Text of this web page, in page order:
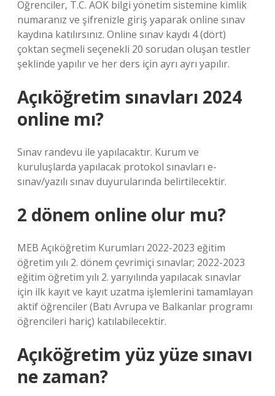
Öğrenciler, T.C. AÖK bilgi yönetim sistemine kimlik
numaranız ve şifrenizle giriş yaparak online sınav
kaydına katılırsınız. Online sınav kaydı 4 (dört)
çoktan seçmeli seçenekli 20 sorudan oluşan testler
şeklinde yapılır ve her ders için ayrı ayrı yapılır.
Açıköğretim sınavları 2024
online mı?
Sınav randevu ile yapılacaktır. Kurum ve
kuruluşlarda yapılacak protokol sınavları e-
sınav/yazılı sınav duyurularında belirtilecektir.
2 dönem online olur mu?
MEB Açıköğretim Kurumları 2022-2023 eğitim
öğretim yılı 2. dönem çevrimiçi sınavlar; 2022-2023
eğitim öğretim yılı 2. yarıyılında yapılacak sınavlar
için ilk kayıt ve kayıt uzatma işlemlerini tamamlayan
aktif öğrenciler (Batı Avrupa ve Balkanlar programı
öğrencileri hariç) katılabilecektir.
Açıköğretim yüz yüze sınavı
ne zaman?